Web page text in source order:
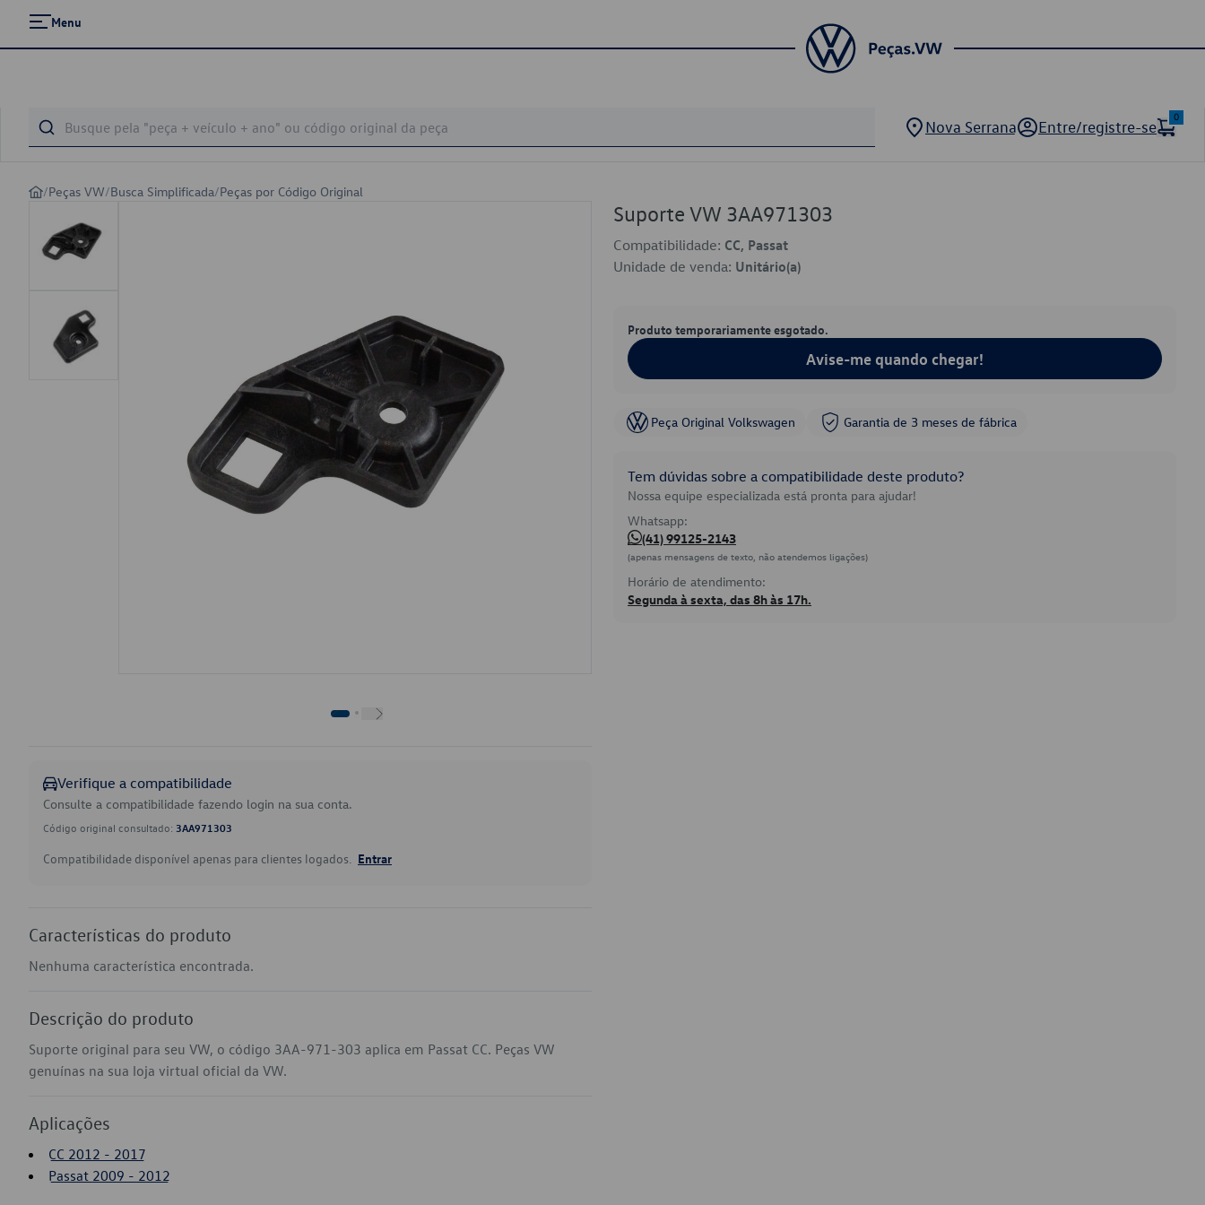
Menu
Nova Serrana Entre/registre-se
0
/Peças VW/Busca Simplificada/Peças por Código Original
Verifique a compatibilidade
Consulte a compatibilidade fazendo login na sua conta.
Código original consultado: 3AA971303
Compatibilidade disponível apenas para clientes logados. Entrar
Características do produto
Nenhuma característica encontrada.
Descrição do produto
Suporte original para seu VW, o código 3AA-971-303 aplica em Passat CC. Peças VW
genuínas na sua loja virtual oficial da VW.
Aplicações
CC 2012 - 2017
Passat 2009 - 2012
Suporte VW 3AA971303
Compatibilidade: CC, Passat
Unidade de venda: Unitário(a)
Produto temporariamente esgotado.
Avise-me quando chegar!
Peça Original Volkswagen Garantia de 3 meses de fábrica
Tem dúvidas sobre a compatibilidade deste produto?
Nossa equipe especializada está pronta para ajudar!
Whatsapp:
(41) 99125-2143
(apenas mensagens de texto, não atendemos ligações)
Horário de atendimento:
Segunda à sexta, das 8h às 17h.